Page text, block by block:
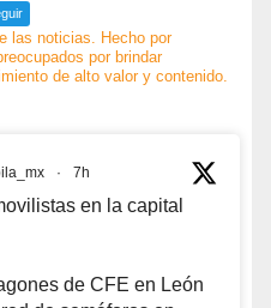
las noticias. Hecho por
por brindar
de alto valor y contenido.
· 7h
en la capital
de CFE en León